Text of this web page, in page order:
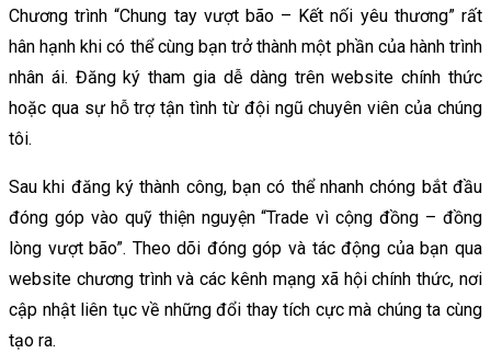
Chương trình “Chung tay vượt bão – Kết nối yêu thương” rất
hân hạnh khi có thể cùng bạn trở thành một phần của hành trình
nhân ái. Đăng ký tham gia dễ dàng trên website chính thức
hoặc qua sự hỗ trợ tận tình từ đội ngũ chuyên viên của chúng
tôi.
Sau khi đăng ký thành công, bạn có thể nhanh chóng bắt đầu
đóng góp vào quỹ thiện nguyện “Trade vì cộng đồng – đồng
lòng vượt bão”. Theo dõi đóng góp và tác động của bạn qua
website chương trình và các kênh mạng xã hội chính thức, nơi
cập nhật liên tục về những đổi thay tích cực mà chúng ta cùng
tạo ra.